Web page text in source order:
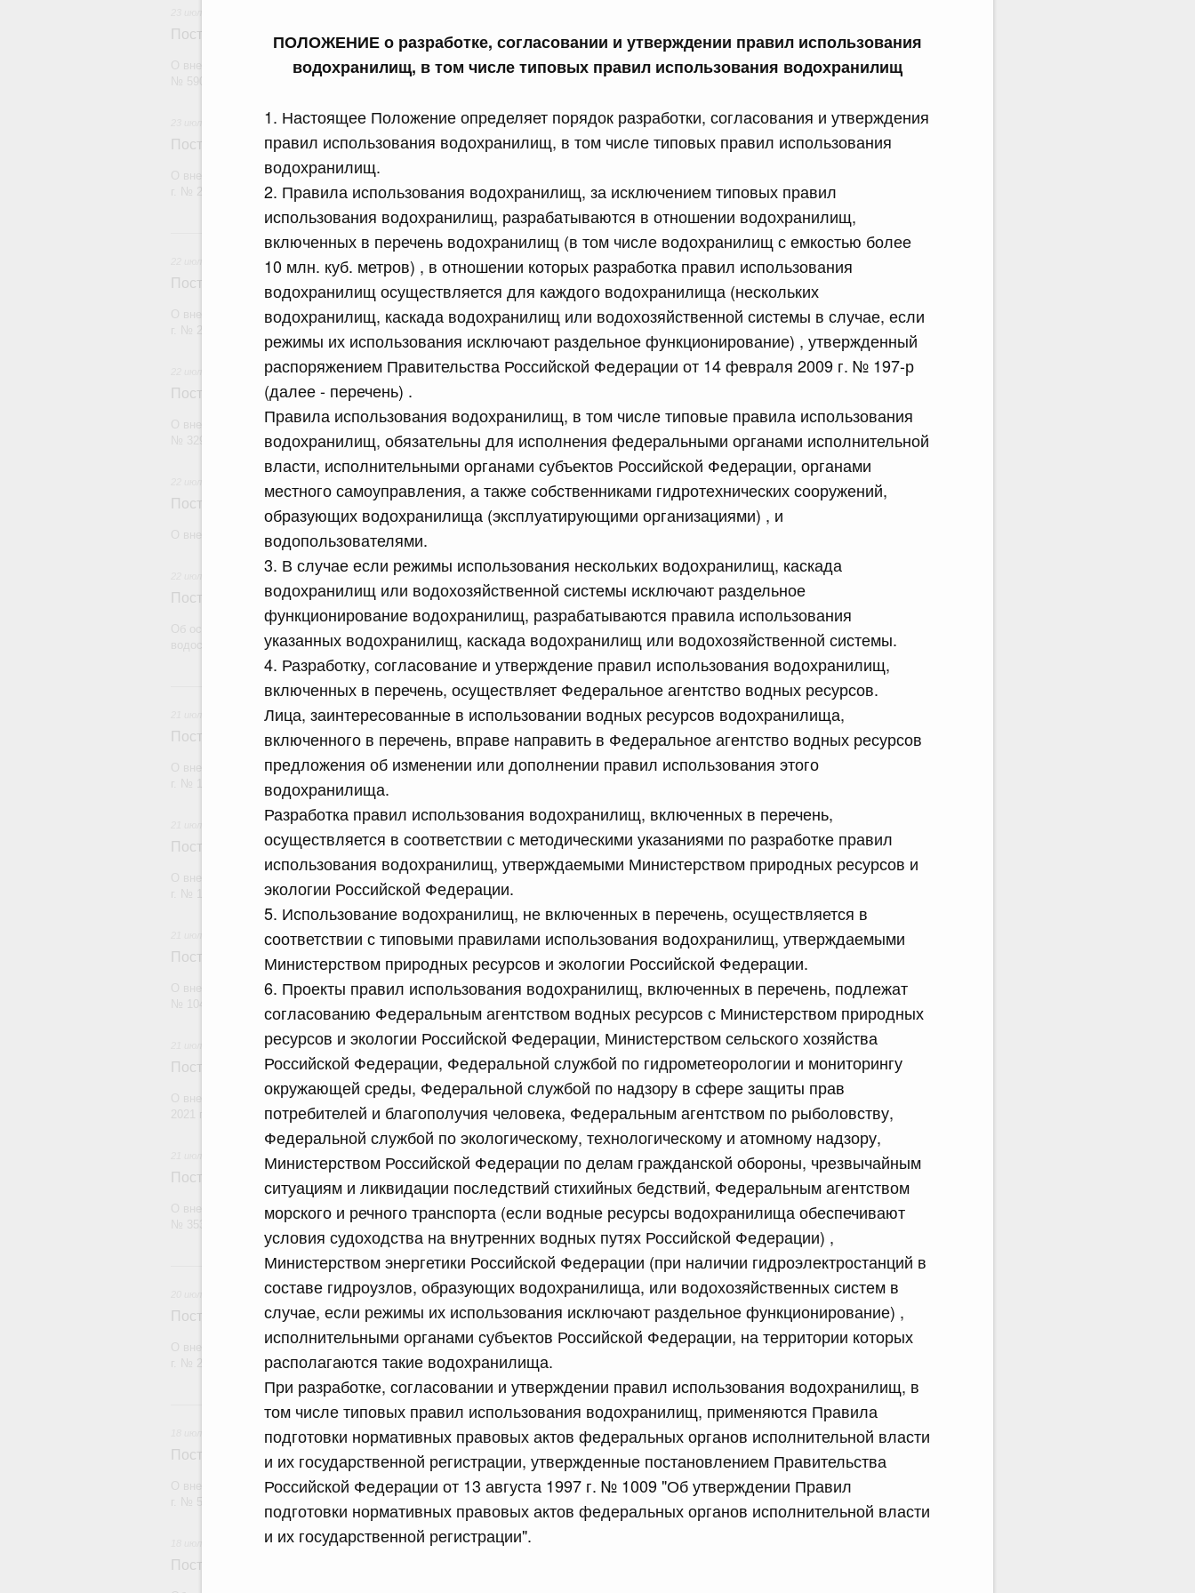
ПОЛОЖЕНИЕ о разработке, согласовании и утверждении правил использования
водохранилищ, в том числе типовых правил использования водохранилищ
1. Настоящее Положение определяет порядок разработки, согласования и утверждения
правил использования водохранилищ, в том числе типовых правил использования
водохранилищ.
2. Правила использования водохранилищ, за исключением типовых правил
использования водохранилищ, разрабатываются в отношении водохранилищ,
включенных в перечень водохранилищ (в том числе водохранилищ с емкостью более
10 млн. куб. метров) , в отношении которых разработка правил использования
водохранилищ осуществляется для каждого водохранилища (нескольких
водохранилищ, каскада водохранилищ или водохозяйственной системы в случае, если
режимы их использования исключают раздельное функционирование) , утвержденный
распоряжением Правительства Российской Федерации от 14 февраля 2009 г. № 197-р
(далее - перечень) .
Правила использования водохранилищ, в том числе типовые правила использования
водохранилищ, обязательны для исполнения федеральными органами исполнительной
власти, исполнительными органами субъектов Российской Федерации, органами
местного самоуправления, а также собственниками гидротехнических сооружений,
образующих водохранилища (эксплуатирующими организациями) , и
водопользователями.
3. В случае если режимы использования нескольких водохранилищ, каскада
водохранилищ или водохозяйственной системы исключают раздельное
функционирование водохранилищ, разрабатываются правила использования
указанных водохранилищ, каскада водохранилищ или водохозяйственной системы.
4. Разработку, согласование и утверждение правил использования водохранилищ,
включенных в перечень, осуществляет Федеральное агентство водных ресурсов.
Лица, заинтересованные в использовании водных ресурсов водохранилища,
включенного в перечень, вправе направить в Федеральное агентство водных ресурсов
предложения об изменении или дополнении правил использования этого
водохранилища.
Разработка правил использования водохранилищ, включенных в перечень,
осуществляется в соответствии с методическими указаниями по разработке правил
использования водохранилищ, утверждаемыми Министерством природных ресурсов и
экологии Российской Федерации.
5. Использование водохранилищ, не включенных в перечень, осуществляется в
соответствии с типовыми правилами использования водохранилищ, утверждаемыми
Министерством природных ресурсов и экологии Российской Федерации.
6. Проекты правил использования водохранилищ, включенных в перечень, подлежат
согласованию Федеральным агентством водных ресурсов с Министерством природных
ресурсов и экологии Российской Федерации, Министерством сельского хозяйства
Российской Федерации, Федеральной службой по гидрометеорологии и мониторингу
окружающей среды, Федеральной службой по надзору в сфере защиты прав
потребителей и благополучия человека, Федеральным агентством по рыболовству,
Федеральной службой по экологическому, технологическому и атомному надзору,
Министерством Российской Федерации по делам гражданской обороны, чрезвычайным
ситуациям и ликвидации последствий стихийных бедствий, Федеральным агентством
морского и речного транспорта (если водные ресурсы водохранилища обеспечивают
условия судоходства на внутренних водных путях Российской Федерации) ,
Министерством энергетики Российской Федерации (при наличии гидроэлектростанций в
составе гидроузлов, образующих водохранилища, или водохозяйственных систем в
случае, если режимы их использования исключают раздельное функционирование) ,
исполнительными органами субъектов Российской Федерации, на территории которых
располагаются такие водохранилища.
При разработке, согласовании и утверждении правил использования водохранилищ, в
том числе типовых правил использования водохранилищ, применяются Правила
подготовки нормативных правовых актов федеральных органов исполнительной власти
и их государственной регистрации, утвержденные постановлением Правительства
Российской Федерации от 13 августа 1997 г. № 1009 "Об утверждении Правил
подготовки нормативных правовых актов федеральных органов исполнительной власти
и их государственной регистрации".
Постановление Правительства Российской Федерации от 23.07.2026 г. № 928
О внесении изменений в постановление Правительства Российской Федерации от 20 июля 2011 г.
Постановление Правительства Российской Федерации от 23.07.2026 г. № 929
О внесении изменений в постановление Правительства Российской Федерации от 24 декабря 2021
22 июля, среда
Постановление Правительства Российской Федерации от 22.07.2026 г. № 921
О внесении изменений в постановление Правительства Российской Федерации от 30 ноября 2022
Постановление Правительства Российской Федерации от 22.07.2026 г. № 924
О внесении изменения в постановление Правительства Российской Федерации от 28 марта 2026 г.
Постановление Правительства Российской Федерации от 22.07.2026 г. № 925
О внесении изменений в некоторые акты Правительства Российской Федерации
Постановление Правительства Российской Федерации от 22.07.2026 г. № 922
Об особенностях применения положений законодательства Российской Федерации в сфере
водоснабжения и водоотведения
21 июля, вторник
Постановление Правительства Российской Федерации от 21.07.2026 г. № 917
О внесении изменений в постановление Правительства Российской Федерации от 27 октября 2021
Постановление Правительства Российской Федерации от 21.07.2026 г. № 916
О внесении изменений в постановление Правительства Российской Федерации от 25 ноября 2025
Постановление Правительства Российской Федерации от 21.07.2026 г. № 918
О внесении изменений в постановление Правительства Российской Федерации от 29 июня 2021 г.
Постановление Правительства Российской Федерации от 21.07.2026 г. № 920
О внесении изменений в постановление Правительства Российской Федерации от 30 сентября
Постановление Правительства Российской Федерации от 21.07.2026 г. № 919
О внесении изменения в постановление Правительства Российской Федерации от 12 марта 2022 г.
20 июля, понедельник
Постановление Правительства Российской Федерации от 20.07.2026 г. № 915
О внесении изменений в постановление Правительства Российской Федерации от 1 декабря 2021
18 июля, суббота
Постановление Правительства Российской Федерации от 18.07.2026 г. № 906
О внесении изменений в постановление Правительства Российской Федерации от 27 апреля 2024
Постановление Правительства Российской Федерации от 18.07.2026 г. № 904